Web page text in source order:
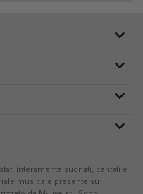
interamente suonati, cantati e
musicale presente su